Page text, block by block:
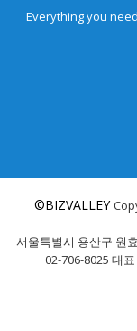
Everything you
©BIZVALLEY
©BIZVALLEY
서울특별시 용산구 원
02-706-8025 대